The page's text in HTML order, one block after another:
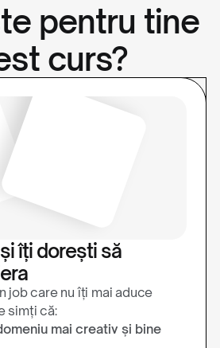
pentru tine
curs?
îți dorești să
job care nu îți mai aduce
simți că:
mai creativ și bine